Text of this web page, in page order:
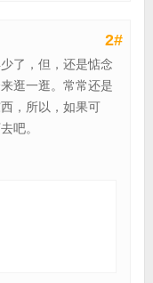
2#
了，但，还是惦念
逛一逛。常常还是
，所以，如果可
吧。